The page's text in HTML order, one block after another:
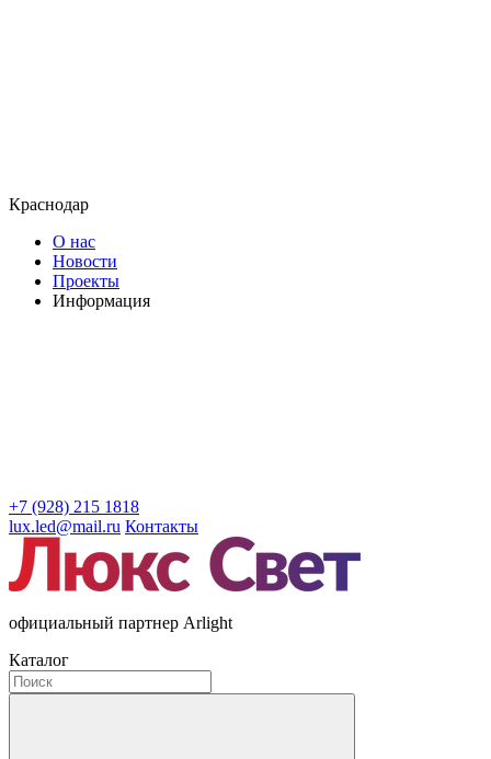
Краснодар
О нас
Новости
Проекты
Информация
+7 (928) 215 1818
lux.led@mail.ru Контакты
официальный партнер Arlight
Каталог